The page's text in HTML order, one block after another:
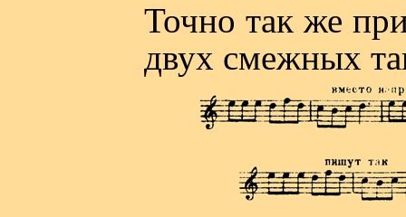
Точно так же
двух смежных